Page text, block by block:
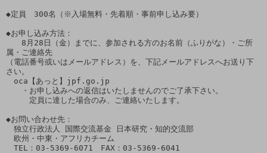
◆定員　300名（※入場無料・先着順・事前申し込み要）
◆お申し込み方法：
8月28日（金）までに、参加される方のお名前（ふりがな）・ご所
属・ご連絡先
（電話番号或いはメールアドレス）を、下記メールアドレスへお送り下
さい。
oca【あっと】jpf.go.jp
・お申し込みへの返信はいたしませんのでご了承下さい。
定員に達した場合のみ、ご連絡いたします。
◆お問い合わせ先：
独立行政法人 国際交流基金 日本研究・知的交流部
欧州・中東・アフリカチーム
TEL：03-5369-6071　FAX：03-5369-6041